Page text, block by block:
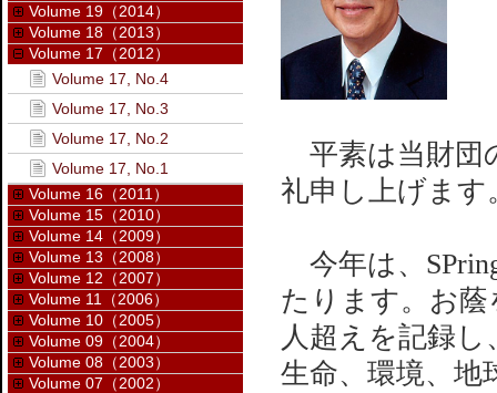
平素は当財団
礼申し上げます
今年は、
たります。お
人超えを記録し
生命、環境、地
Volume 19（2014）
Volume 18（2013）
Volume 17（2012）
Volume 17, No.4
Volume 17, No.3
Volume 17, No.2
Volume 17, No.1
Volume 16（2011）
Volume 15（2010）
Volume 14（2009）
Volume 13（2008）
Volume 12（2007）
Volume 11（2006）
Volume 10（2005）
Volume 09（2004）
Volume 08（2003）
Volume 07（2002）